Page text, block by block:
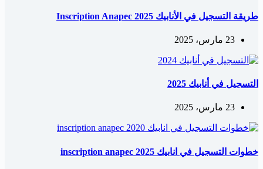
طريقة التسجيل في الأنابيك Inscription Anapec 2025
23 مارس، 2025
التسجيل في أنابيك 2025
23 مارس، 2025
خطوات التسجيل في انابيك 2025 inscription anapec